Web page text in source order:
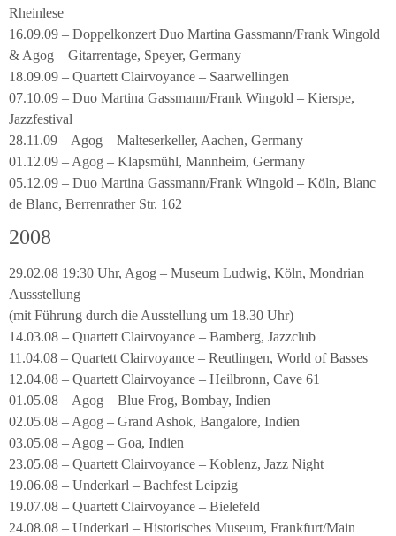
Rheinlese
16.09.09 – Doppelkonzert Duo Martina Gassmann/Frank Wingold
& Agog – Gitarrentage, Speyer, Germany
18.09.09 – Quartett Clairvoyance – Saarwellingen
07.10.09 – Duo Martina Gassmann/Frank Wingold – Kierspe,
Jazzfestival
28.11.09 – Agog – Malteserkeller, Aachen, Germany
01.12.09 – Agog – Klapsmühl, Mannheim, Germany
05.12.09 – Duo Martina Gassmann/Frank Wingold – Köln, Blanc
de Blanc, Berrenrather Str. 162
2008
29.02.08 19:30 Uhr, Agog – Museum Ludwig, Köln, Mondrian
Aussstellung
(mit Führung durch die Ausstellung um 18.30 Uhr)
14.03.08 – Quartett Clairvoyance – Bamberg, Jazzclub
11.04.08 – Quartett Clairvoyance – Reutlingen, World of Basses
12.04.08 – Quartett Clairvoyance – Heilbronn, Cave 61
01.05.08 – Agog – Blue Frog, Bombay, Indien
02.05.08 – Agog – Grand Ashok, Bangalore, Indien
03.05.08 – Agog – Goa, Indien
23.05.08 – Quartett Clairvoyance – Koblenz, Jazz Night
19.06.08 – Underkarl – Bachfest Leipzig
19.07.08 – Quartett Clairvoyance – Bielefeld
24.08.08 – Underkarl – Historisches Museum, Frankfurt/Main